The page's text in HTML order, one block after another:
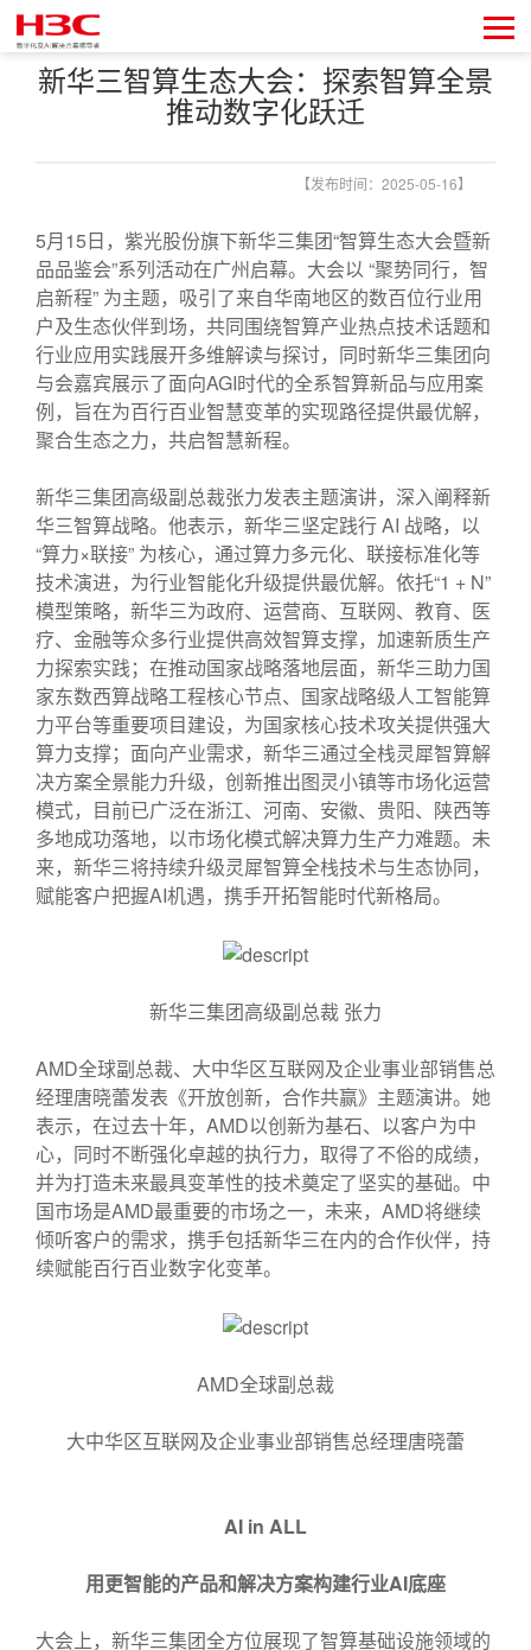
新华三智算生态大会：探索智算全景
推动数字化跃迁
【发布时间：2025-05-16】
5月15日，紫光股份旗下新华三集团“智算生态大会暨新
品品鉴会”系列活动在广州启幕。大会以 “聚势同行，智
启新程” 为主题，吸引了来自华南地区的数百位行业用
户及生态伙伴到场，共同围绕智算产业热点技术话题和
行业应用实践展开多维解读与探讨，同时新华三集团向
与会嘉宾展示了面向AGI时代的全系智算新品与应用案
例，旨在为百行百业智慧变革的实现路径提供最优解，
聚合生态之力，共启智慧新程。
新华三集团高级副总裁张力发表主题演讲，深入阐释新
华三智算战略。他表示，新华三坚定践行 AI 战略，以
“算力×联接” 为核心，通过算力多元化、联接标准化等
技术演进，为行业智能化升级提供最优解。依托“1 + N”
模型策略，新华三为政府、运营商、互联网、教育、医
疗、金融等众多行业提供高效智算支撑，加速新质生产
力探索实践；在推动国家战略落地层面，新华三助力国
家东数西算战略工程核心节点、国家战略级人工智能算
力平台等重要项目建设，为国家核心技术攻关提供强大
算力支撑；面向产业需求，新华三通过全栈灵犀智算解
决方案全景能力升级，创新推出图灵小镇等市场化运营
模式，目前已广泛在浙江、河南、安徽、贵阳、陕西等
多地成功落地，以市场化模式解决算力生产力难题。未
来，新华三将持续升级灵犀智算全栈技术与生态协同，
赋能客户把握AI机遇，携手开拓智能时代新格局。
新华三集团高级副总裁 张力
AMD全球副总裁、大中华区互联网及企业事业部销售总
经理唐晓蕾发表《开放创新，合作共赢》主题演讲。她
表示，在过去十年，AMD以创新为基石、以客户为中
心，同时不断强化卓越的执行力，取得了不俗的成绩，
并为打造未来最具变革性的技术奠定了坚实的基础。中
国市场是AMD最重要的市场之一，未来，AMD将继续
倾听客户的需求，携手包括新华三在内的合作伙伴，持
续赋能百行百业数字化变革。
AMD全球副总裁
大中华区互联网及企业事业部销售总经理唐晓蕾
AI in ALL
用更智能的产品和解决方案构建行业AI底座
大会上，新华三集团全方位展现了智算基础设施领域的